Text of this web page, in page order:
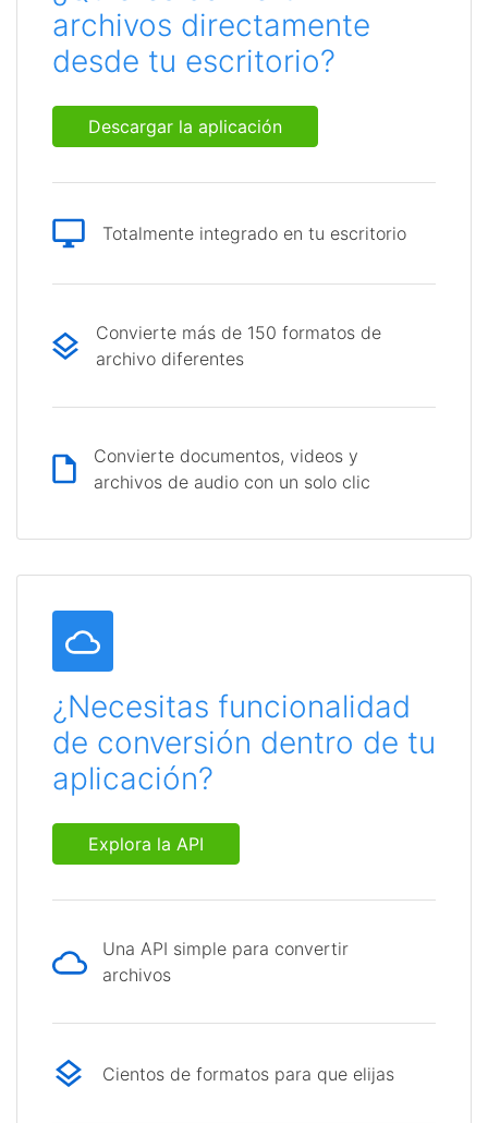
archivos directamente
desde tu escritorio?
Descargar la aplicación
Totalmente integrado en tu escritorio
Convierte más de 150 formatos de
archivo diferentes
Convierte documentos, videos y
archivos de audio con un solo clic
¿Necesitas funcionalidad
de conversión dentro de tu
aplicación?
Explora la API
Una API simple para convertir
archivos
Cientos de formatos para que elijas